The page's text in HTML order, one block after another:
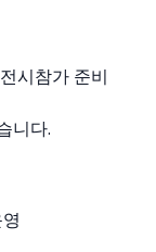
시참가 준비
니다.